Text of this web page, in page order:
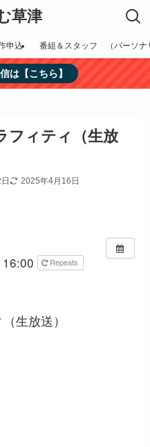
草津
申込 番組＆スタッフ （パーソナ
は【こちら】
フィティ（生放
2025年4月16日
16:00
Repeats